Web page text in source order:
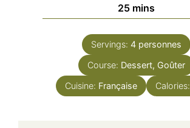
25minutes
mins
Servings: 4 personnes
Course: Dessert, Goûter
Cuisine: Française Calories: